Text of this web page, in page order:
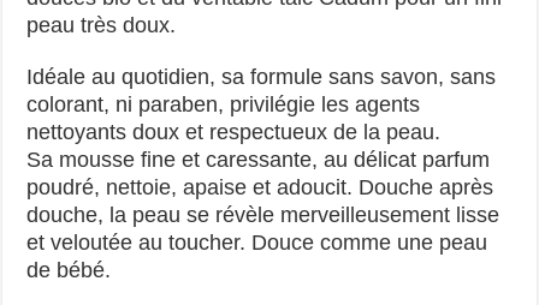
peau très doux.
Idéale au quotidien, sa formule sans savon, sans
colorant, ni paraben, privilégie les agents
nettoyants doux et respectueux de la peau.
Sa mousse fine et caressante, au délicat parfum
poudré, nettoie, apaise et adoucit. Douche après
douche, la peau se révèle merveilleusement lisse
et veloutée au toucher. Douce comme une peau
de bébé.